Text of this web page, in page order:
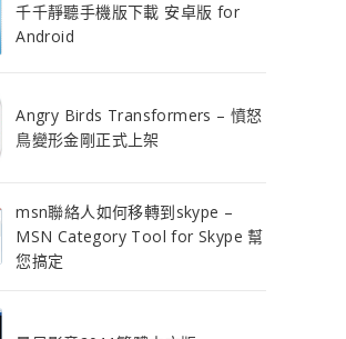
千千靜聽手機版下載 安卓版 for
Android
Angry Birds Transformers – 憤怒
鳥變形金剛正式上架
msn聯絡人如何移轉到skype –
MSN Category Tool for Skype 幫
您搞定